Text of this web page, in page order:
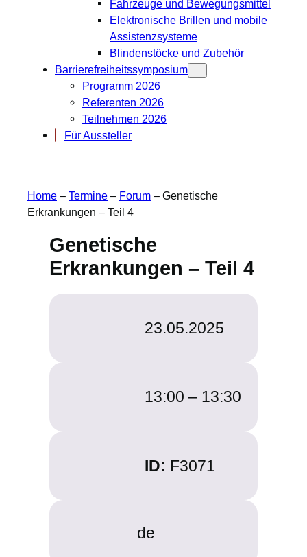
Fahrzeuge und Bewegungsmittel
Elektronische Brillen und mobile
Assistenzsysteme
Blindenstöcke und Zubehör
Barrierefreiheitssymposium
Programm 2026
Referenten 2026
Teilnehmen 2026
Für Aussteller
Home – Termine – Forum – Genetische
Erkrankungen – Teil 4
Genetische
Erkrankungen – Teil 4
23.05.2025
13:00 – 13:30
ID: F3071
de